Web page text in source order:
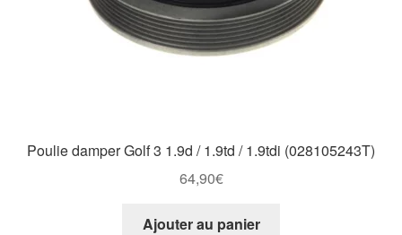
Poulie damper Golf 3 1.9d / 1.9td / 1.9tdi (028105243T)
64,90€
Ajouter au panier